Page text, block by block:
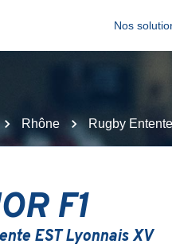
Nos
Rhône Rugby
F1
EST Lyonnais XV